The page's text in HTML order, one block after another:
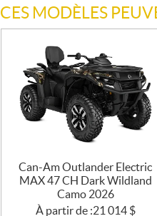
CES MODÈLES
Can-Am Outlander Electric
MAX 47 CH Dark Wildland
Camo 2026
À partir de :21 014 $